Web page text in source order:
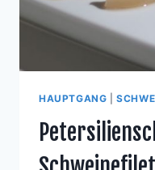
HAUPTGANG |